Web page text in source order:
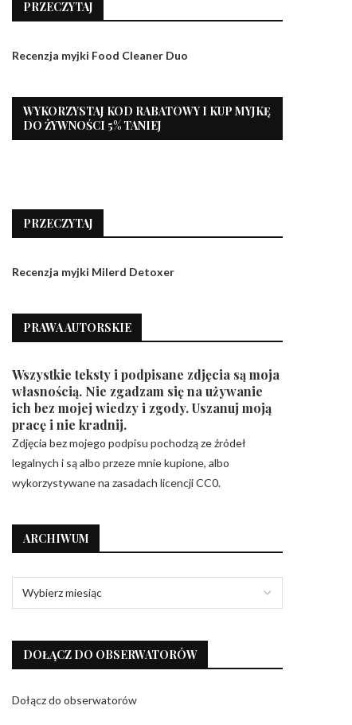
PRZECZYTAJ
Recenzja myjki Food Cleaner Duo
WYKORZYSTAJ KOD RABATOWY I KUP MYJKĘ
DO ŻYWNOŚCI 5% TANIEJ
PRZECZYTAJ
Recenzja myjki Milerd Detoxer
PRAWA AUTORSKIE
Wszystkie teksty i podpisane zdjęcia są moja
własnością. Nie zgadzam się na używanie
ich bez mojej wiedzy i zgody. Uszanuj moją
pracę i nie kradnij.
Zdjęcia bez mojego podpisu pochodzą ze źródeł
legalnych i są albo przeze mnie kupione, albo
wykorzystywane na zasadach licencji CC0.
ARCHIWUM
DOŁĄCZ DO OBSERWATORÓW
Dołącz do obserwatorów